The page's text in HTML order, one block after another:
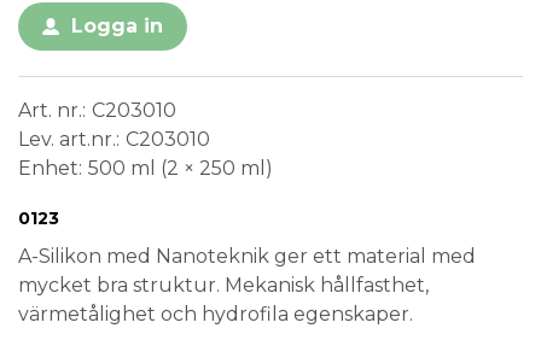
Logga in
Art. nr. C203010
Lev. art.nr. C203010
Enhet 500 ml (2 × 250 ml)
Medical Device
0123
A-Silikon med Nanoteknik ger ett material med
mycket bra struktur. Mekanisk hållfasthet,
värmetålighet och hydrofila egenskaper.